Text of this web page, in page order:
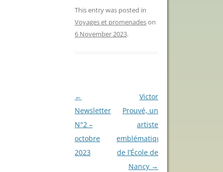
This entry was posted in
Voyages et promenadeson
6 November 2023.
Post
navigation
←
Newsletter
N°2 –
octobre
2023
Victor
Prouvé, un
artiste
emblématique
de l’École de
Nancy →